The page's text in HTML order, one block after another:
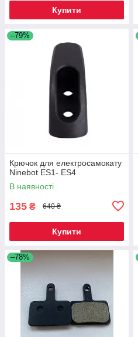
Купити
–79%
Крючок для електросамокату
Ninebot ES1- ES4
В наявності
135 ₴ 640 ₴
Купити
–78%